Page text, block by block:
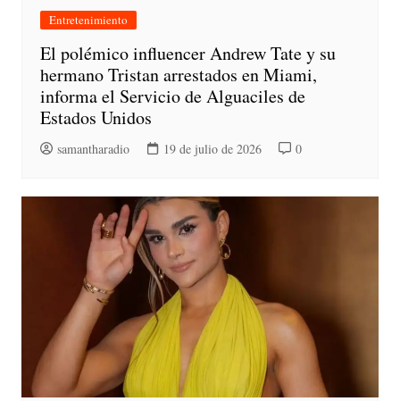
Entretenimiento
El polémico influencer Andrew Tate y su
hermano Tristan arrestados en Miami,
informa el Servicio de Alguaciles de
Estados Unidos
samantharadio 19 de julio de 2026 0